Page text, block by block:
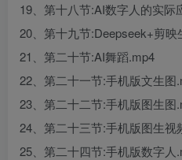
19、第十八节:AI数字人的实际
20、第十九节:Deepseek+剪映
21、第二十节:AI舞蹈.mp4
22、第二十一节:手机版文生图
23、第二十二节:手机版图生图
24、第二十三节:手机版图生视
25、第二十四节:手机版数字人